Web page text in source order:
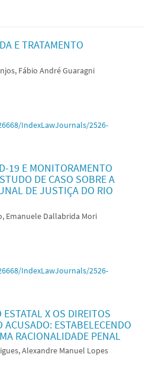
E TRATAMENTO
Fábio André Guaragni
IndexLawJournals/2526-
19 E MONITORAMENTO
DE CASO SOBRE A
DE JUSTIÇA DO RIO
Emanuele Dallabrida Mori
IndexLawJournals/2526-
X OS DIREITOS
ESTABELECENDO
RACIONALIDADE PENAL
Alexandre Manuel Lopes